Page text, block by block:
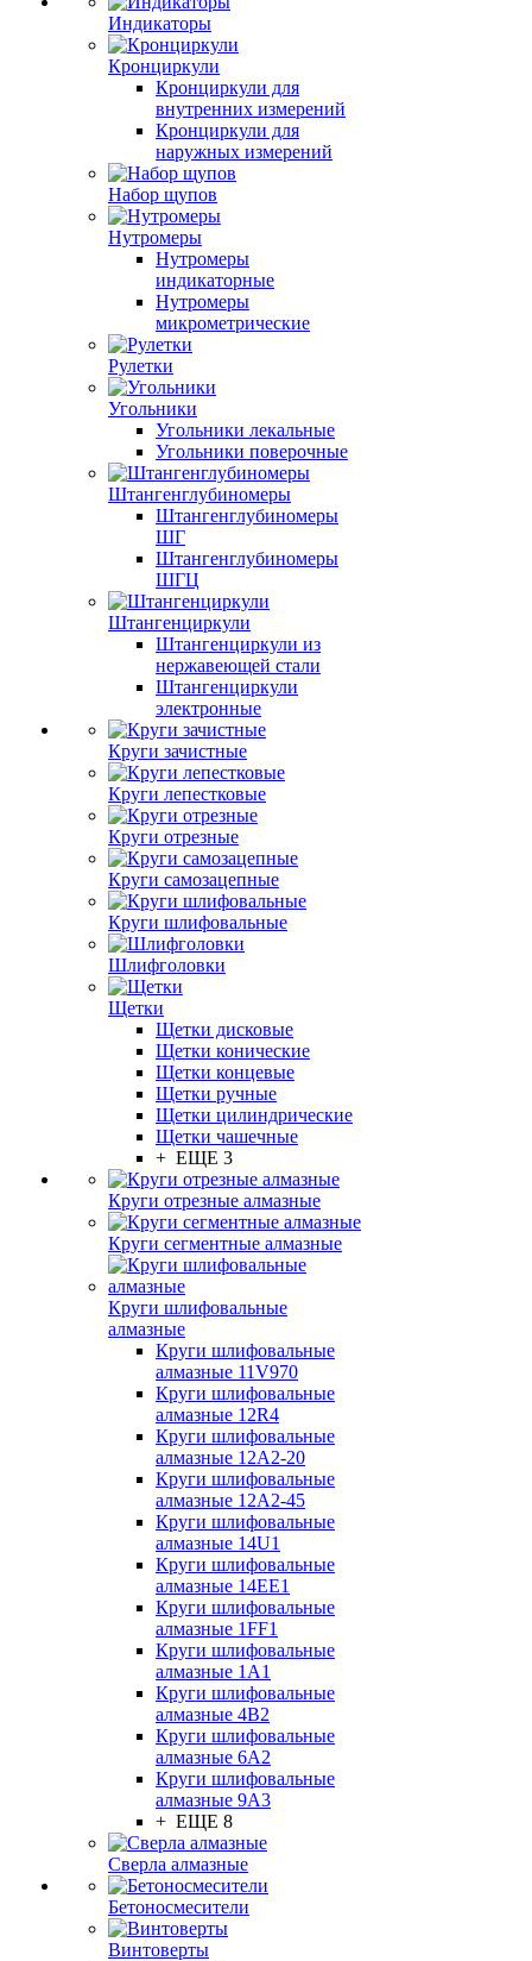
Индикаторы
Кронциркули
Кронциркули для
внутренних измерений
Кронциркули для
наружных измерений
Набор щупов
Нутромеры
Нутромеры
индикаторные
Нутромеры
микрометрические
Рулетки
Угольники
Угольники лекальные
Угольники поверочные
Штангенглубиномеры
Штангенглубиномеры
ШГ
Штангенглубиномеры
ШГЦ
Штангенциркули
Штангенциркули из
нержавеющей стали
Штангенциркули
электронные
Круги зачистные
Круги лепестковые
Круги отрезные
Круги самозацепные
Круги шлифовальные
Шлифголовки
Щетки
Щетки дисковые
Щетки конические
Щетки концевые
Щетки ручные
Щетки цилиндрические
Щетки чашечные
+ ЕЩЕ 3
Круги отрезные алмазные
Круги сегментные алмазные
Круги шлифовальные
алмазные
Круги шлифовальные
алмазные 11V970
Круги шлифовальные
алмазные 12R4
Круги шлифовальные
алмазные 12А2-20
Круги шлифовальные
алмазные 12А2-45
Круги шлифовальные
алмазные 14U1
Круги шлифовальные
алмазные 14ЕЕ1
Круги шлифовальные
алмазные 1FF1
Круги шлифовальные
алмазные 1А1
Круги шлифовальные
алмазные 4В2
Круги шлифовальные
алмазные 6A2
Круги шлифовальные
алмазные 9А3
+ ЕЩЕ 8
Сверла алмазные
Бетоносмесители
Винтоверты